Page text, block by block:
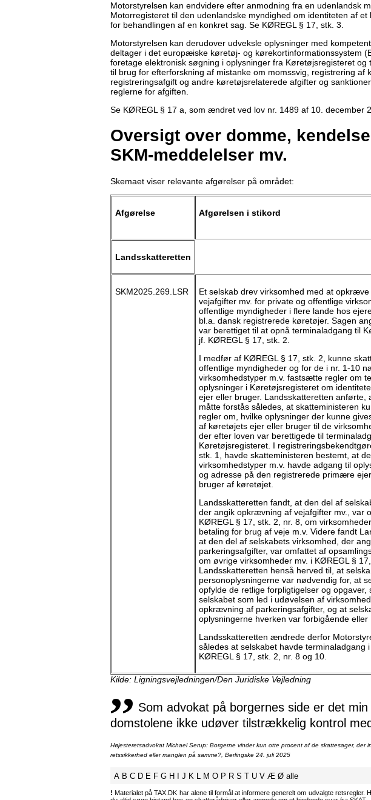
Motorstyrelsen kan endvidere efter anmodning fra en udenlandsk
Motorregisteret til den udenlandske myndighed om identiteten af
for behandlingen af en konkret sag. Se KØREGL § 17, stk. 3.
Motorstyrelsen kan derudover udveksle oplysninger med
deltager i det europæiske køretøj- og kørekortinformationssystem
foretage elektronisk søgning i oplysninger fra Køretøjsregisteret og
til brug for efterforskning af mistanke om momssvig, registrering
registreringsafgift og andre køretøjsrelaterede afgifter og
reglerne for afgiften.
Se KØREGL § 17 a, som ændret ved lov nr. 1489 af 10. december
Oversigt over domme,
SKM-meddelelser mv.
Skemaet viser relevante afgørelser på området:
Afgørelse Afgørelsen i stikord
Landsskatteretten
SKM2025.269.LSR
Et selskab drev virksomhed med at
vejafgifter mv. for private og offentlige
offentlige myndigheder i flere lande hos
bl.a. dansk registrerede køretøjer. Sagen
var berettiget til at opnå terminaladgang til
jf. KØREGL § 17, stk. 2.
I medfør af KØREGL § 17, stk. 2, kunne
offentlige myndigheder og for de i nr. 1-10
virksomhedstyper m.v. fastsætte regler om
oplysninger i Køretøjsregisteret om
ejer eller bruger. Landsskatteretten anførte,
måtte forstås således, at skatteministeren
regler om, hvilke oplysninger der kunne
af køretøjets ejer eller bruger til de
der efter loven var berettigede til
Køretøjsregisteret. I
stk. 1, havde skatteministeren bestemt, at
virksomhedstyper m.v. havde adgang til
og adresse på den registrerede primære
bruger af køretøjet.
Landsskatteretten fandt, at den del af
der angik opkrævning af vejafgifter mv., var
KØREGL § 17, stk. 2, nr. 8, om
betaling for brug af veje m.v. Videre fandt
at den del af selskabets virksomhed, der
parkeringsafgifter, var omfattet af
om øvrige virksomheder mv. i KØREGL §
Landsskatteretten henså herved til, at
personoplysningerne var nødvendig for, at
opfylde de retlige forpligtigelser og opgaver,
selskabet som led i udøvelsen af
opkrævning af parkeringsafgifter, og at
oplysningerne hverken var forbigående eller
Landsskatteretten ændrede derfor
således at selskabet havde terminaladgang
KØREGL § 17, stk. 2, nr. 8 og 10.
Kilde: Ligningsvejledningen/Den Juridiske Vejledning
,, Som advokat på borgernes side er det
domstolene ikke udøver tilstrækkelig kontrol
Højesteretsadvokat Michael Serup: Borgerne vinder kun otte procent af de skattesager, der
retssikkerhed eller manglen på samme?, Berlingske 24. juli 2025
A B C D E F G H I J K L M O P R S T U V Æ Ø alle
! Materialet på TAX.DK har alene til formål at informere generelt om udvalgte